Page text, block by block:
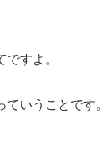
すよ。
ていうことです。